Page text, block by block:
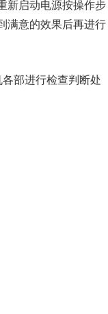
新启动电源按操作步
满意的效果后再进行
部进行检查判断处